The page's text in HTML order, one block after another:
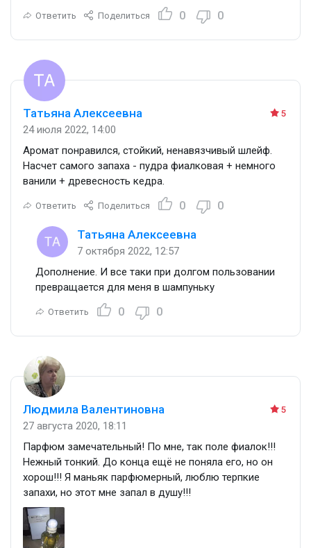
Ответить Поделиться 0 0
5
Татьяна Алексеевна
24 июля 2022, 14:00
Аромат понравился, стойкий, ненавязчивый шлейф.
Насчет самого запаха - пудра фиалковая + немного
ванили + древесность кедра.
Ответить Поделиться 0 0
Татьяна Алексеевна
7 октября 2022, 12:57
Дополнение. И все таки при долгом пользовании
превращается для меня в шампуньку
Ответить 0 0
5
Людмила Валентиновна
27 августа 2020, 18:11
Парфюм замечательный! По мне, так поле фиалок!!!
Нежный тонкий. До конца ещё не поняла его, но он
хорош!!! Я маньяк парфюмерный, люблю терпкие
запахи, но этот мне запал в душу!!!